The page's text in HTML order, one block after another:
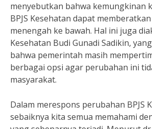
menyebutkan bahwa kemungkinan
BPJS Kesehatan dapat
menengah ke bawah. Hal ini juga
Kesehatan Budi Gunadi Sadikin,
bahwa pemerintah masih
berbagai opsi agar perubahan ini
masyarakat.
Dalam merespons perubahan BPJS
sebaiknya kita semua memahami